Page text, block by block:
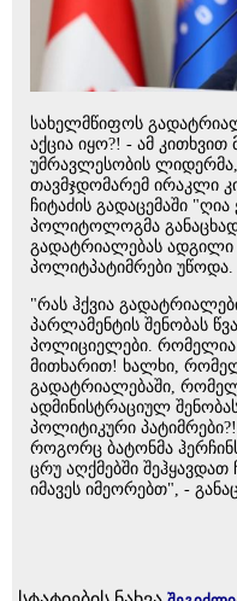
სახელმწიფოს
აქცია იყო?! - ამ
უმრავლესობის
თავმჯდომარემ ირაკლი
ჩიტაძის გადაცემაში
პოლიტოლოგმა
გადატრიალებას ადგილი
პოლიტპატიმრები უწოდა.
"რას ჰქვია
პარლამენტის შენობას
პოლიციელები. რომელია
მითხარით! ხალხი,
გადატრიალებაში,
ადმინისტრაციულ
პოლიტიკური
როგორც ბატონმა
ცრუ აღქმებში
იმავეს იმეორებთ", -